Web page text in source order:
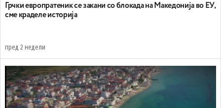
Грчки европратеник се закани со блокада на Македонија во ЕУ,
сме краделе историја
пред 2 недели